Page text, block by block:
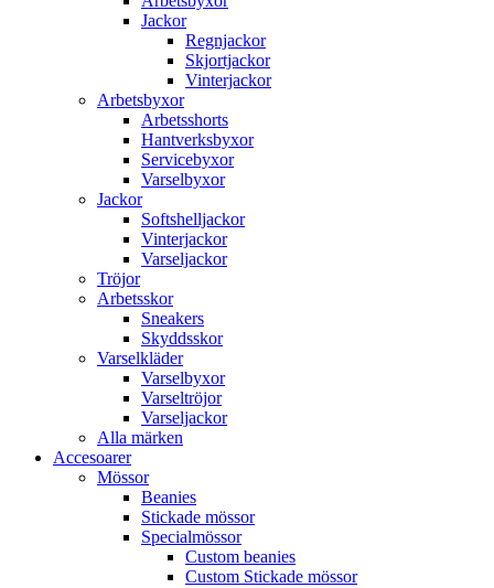
Jackor
Regnjackor
Skjortjackor
Vinterjackor
Arbetsbyxor
Arbetsshorts
Hantverksbyxor
Servicebyxor
Varselbyxor
Jackor
Softshelljackor
Vinterjackor
Varseljackor
Tröjor
Arbetsskor
Sneakers
Skyddsskor
Varselkläder
Varselbyxor
Varseltröjor
Varseljackor
Alla märken
Accesoarer
Mössor
Beanies
Stickade mössor
Specialmössor
Custom beanies
Custom Stickade mössor